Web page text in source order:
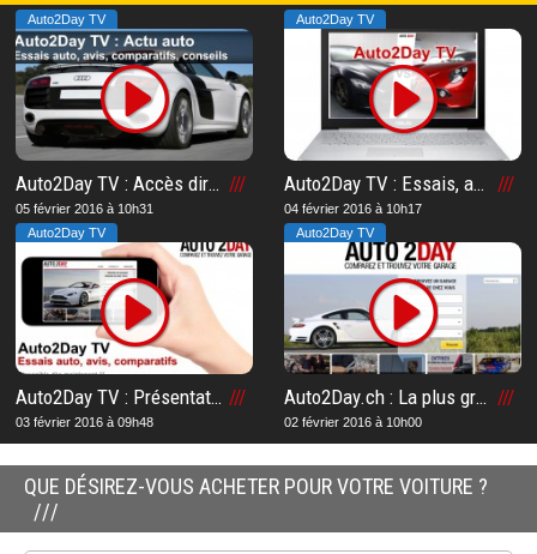
Auto2Day TV
Auto2Day TV : Accès direct à la chaîne TV n°1 en Suisse romande
05 février 2016 à 10h31
Auto2Day TV
Auto2Day TV : Essais, avis et comparatifs automobiles
04 février 2016 à 10h17
Auto2Day TV
Auto2Day TV : Présentation de la chaîne TV n°1 en Suisse romande sur le web
03 février 2016 à 09h48
Auto2Day TV
Auto2Day.ch : La plus grande plateforme de garages automobiles en Suisse romande
02 février 2016 à 10h00
QUE DÉSIREZ-VOUS ACHETER POUR VOTRE VOITURE ?